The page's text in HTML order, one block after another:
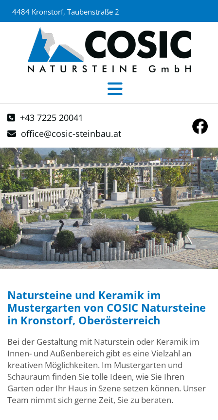
4484 Kronstorf, Taubenstraße 2
 +43 7225 20041
 office@cosic-steinbau.at
Natursteine und Keramik im
Mustergarten von COSIC Natursteine
in Kronstorf, Oberösterreich
Bei der Gestaltung mit Naturstein oder Keramik im
Innen- und Außenbereich gibt es eine Vielzahl an
kreativen Möglichkeiten. Im Mustergarten und
Schauraum finden Sie tolle Ideen, wie Sie Ihren
Garten oder Ihr Haus in Szene setzen können. Unser
Team nimmt sich gerne Zeit, Sie zu beraten.